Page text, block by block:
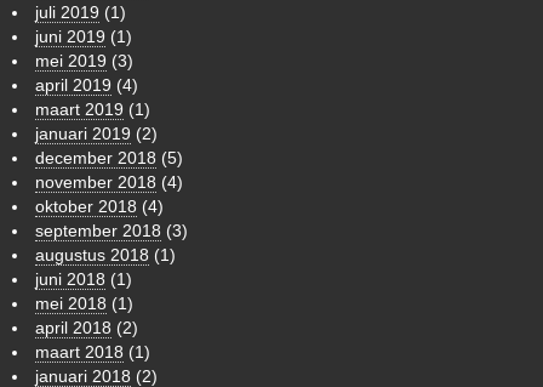
juli 2019 (1)
juni 2019 (1)
mei 2019 (3)
april 2019 (4)
maart 2019 (1)
januari 2019 (2)
december 2018 (5)
november 2018 (4)
oktober 2018 (4)
september 2018 (3)
augustus 2018 (1)
juni 2018 (1)
mei 2018 (1)
april 2018 (2)
maart 2018 (1)
januari 2018 (2)